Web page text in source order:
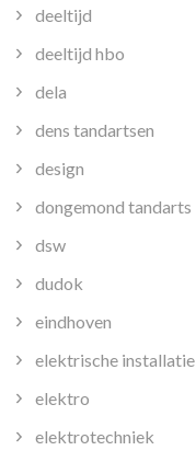
deeltijd
deeltijd hbo
dela
dens tandartsen
design
dongemond tandarts
dsw
dudok
eindhoven
elektrische installatie
elektro
elektrotechniek